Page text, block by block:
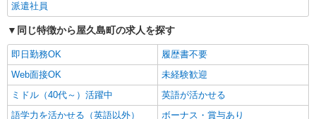
派遣社員
同じ特徴から屋久島町の求人を探す
即日勤務OK
履歴書不要
Web面接OK
未経験歓迎
ミドル（40代～）活躍中
英語が活かせる
語学力を活かせる（英語以外）
ボーナス・賞与あり